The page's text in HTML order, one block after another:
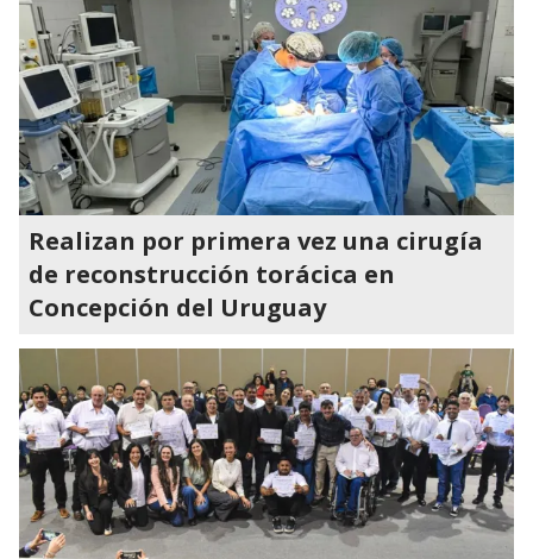
Realizan por primera vez una cirugía
de reconstrucción torácica en
Concepción del Uruguay